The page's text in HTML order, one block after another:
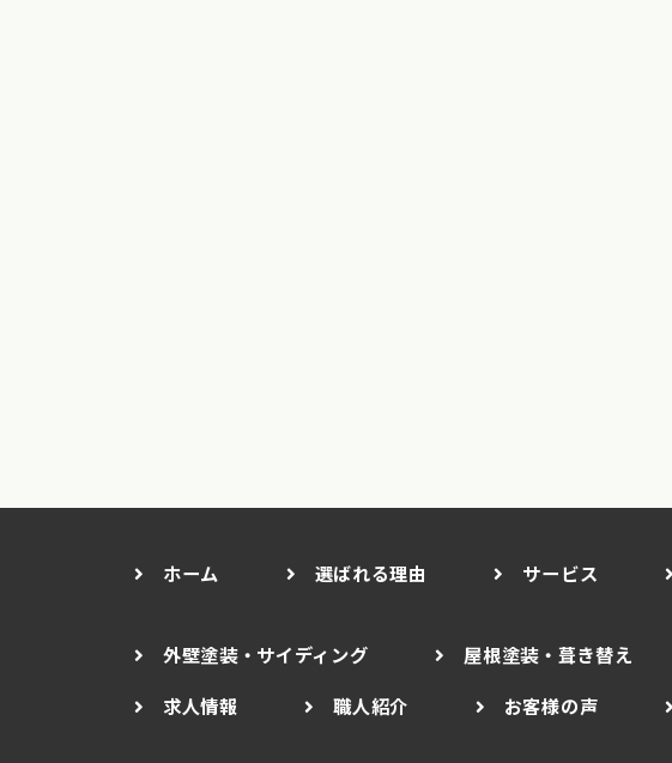
ホーム 選ばれる理由 サービス
外壁塗装・サイディング 屋根塗装・葺き替え
求人情報
職人紹介 お客様の声